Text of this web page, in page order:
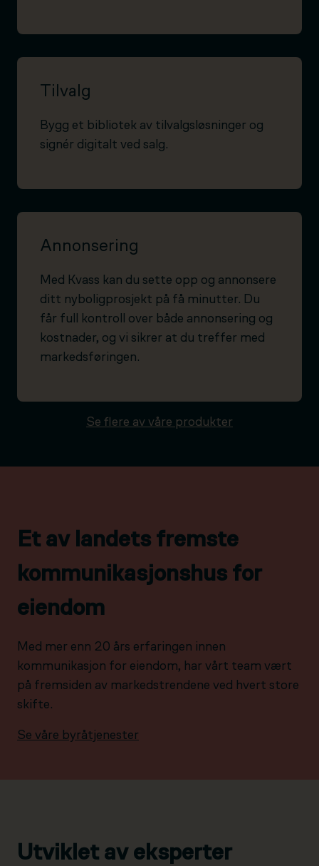
Tilvalg
Bygg et bibliotek av tilvalgsløsninger og
signér digitalt ved salg.
Annonsering
Med Kvass kan du sette opp og annonsere
ditt nyboligprosjekt på få minutter. Du
får full kontroll over både annonsering og
kostnader, og vi sikrer at du treffer med
markedsføringen.
Se flere av våre produkter
Et av landets fremste
kommunikasjonshus for
eiendom
Med mer enn 20 års erfaringen innen
kommunikasjon for eiendom, har vårt team vært
på fremsiden av markedstrendene ved hvert store
skifte.
Se våre byråtjenester
Utviklet av eksperter